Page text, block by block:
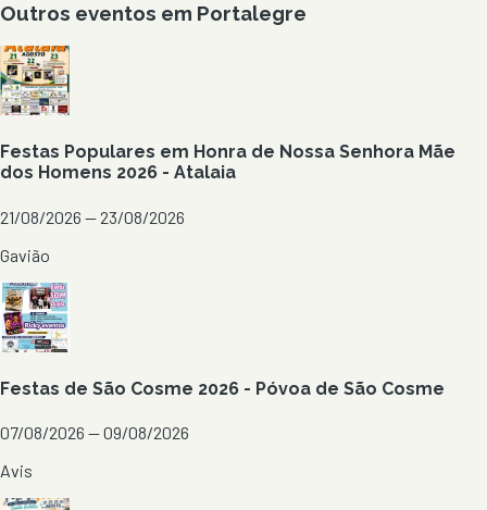
Outros eventos em Portalegre
Festas Populares em Honra de Nossa Senhora Mãe
dos Homens 2026 - Atalaia
21/08/2026 — 23/08/2026
Gavião
Festas de São Cosme 2026 - Póvoa de São Cosme
07/08/2026 — 09/08/2026
Avis